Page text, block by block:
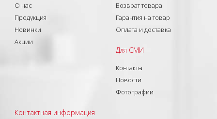
О нас
Продукция
Новинки
Акции
Возврат товара
Гарантия на товар
Оплата и доставка
Для СМИ
Контакты
Новости
Фотографии
Контактная информация